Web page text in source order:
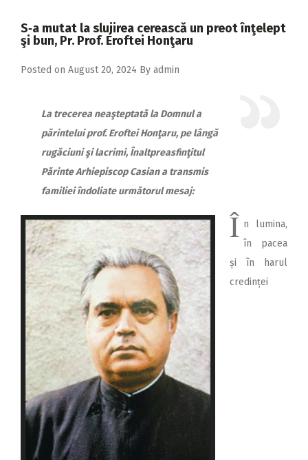
2017
2009
S‑a mutat la slujirea cerească un preot înţelept
şi bun, Pr. Prof. Eroftei Honţaru
Posted on August 20, 2024 By admin
La trecerea neaşteptată la Domnul a
părintelui prof. Eroftei Honţaru, pe lângă
rugăciuni şi lacrimi, Înaltpreasfinţitul
Părinte Arhiepiscop Casian a transmis
familiei îndoliate următorul mesaj:
Î n lumina,
în pacea
și în harul
credinței